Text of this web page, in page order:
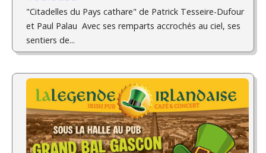
"Citadelles du Pays cathare" de Patrick Tesseire-Dufour
et Paul Palau ­ Avec ses remparts accrochés au ciel, ses
sentiers de...